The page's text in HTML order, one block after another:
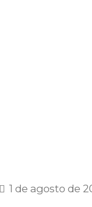
1 de agosto de